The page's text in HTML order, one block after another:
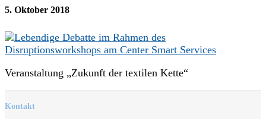
5. Oktober 2018
Veranstaltung „Zukunft der textilen Kette“
Kontakt